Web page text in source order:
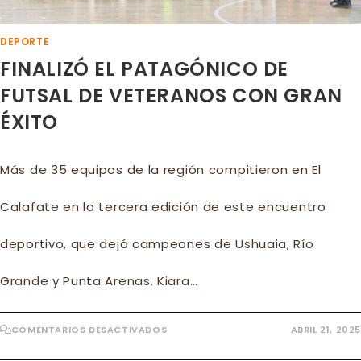
DEPORTE
FINALIZÓ EL PATAGÓNICO DE
FUTSAL DE VETERANOS CON GRAN
ÉXITO
Más de 35 equipos de la región compitieron en El
Calafate en la tercera edición de este encuentro
deportivo, que dejó campeones de Ushuaia, Río
Grande y Punta Arenas. Kiara…
COMENTARIOS DESACTIVADOSEN ABRIL 21, 2025